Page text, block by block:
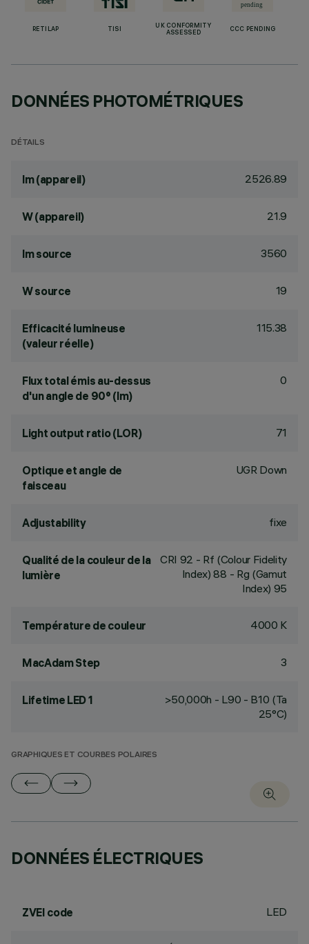
RETILAP TISI
UK CONFORMITY
ASSESSED
CCC PENDING
DONNÉES PHOTOMÉTRIQUES
DÉTAILS
lm (appareil) 2526.89
W (appareil) 21.9
lm source 3560
W source 19
Efficacité lumineuse
(valeur réelle)
115.38
Flux total émis au-dessus
d'un angle de 90° (lm)
0
Light output ratio (LOR) 71
Optique et angle de
faisceau
UGR Down
Adjustability fixe
Qualité de la couleur de la
lumière
CRI 92 - Rf (Colour Fidelity
Index) 88 - Rg (Gamut
Index) 95
Température de couleur 4000 K
MacAdam Step 3
Lifetime LED 1
>50,000h - L90 - B10 (Ta
25°C)
GRAPHIQUES ET COURBES POLAIRES
DONNÉES ÉLECTRIQUES
ZVEI code LED